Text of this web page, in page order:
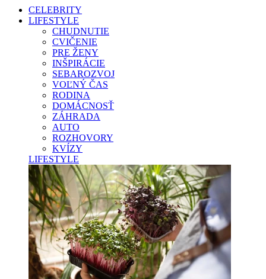
CELEBRITY
LIFESTYLE
CHUDNUTIE
CVIČENIE
PRE ŽENY
INŠPIRÁCIE
SEBAROZVOJ
VOĽNÝ ČAS
RODINA
DOMÁCNOSŤ
ZÁHRADA
AUTO
ROZHOVORY
KVÍZY
LIFESTYLE